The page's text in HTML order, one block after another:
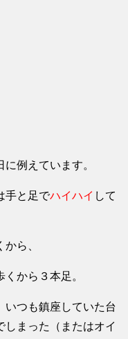
例えています。
手と足でハイハイ して
から、
くから３本足。
いつも鎮座していた台
しまった（またはオイ